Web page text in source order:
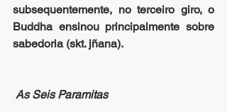
subsequentemente, no terceiro giro, o
Buddha ensinou principalmente sobre
sabedoria (skt. jñana).
As Seis Paramitas